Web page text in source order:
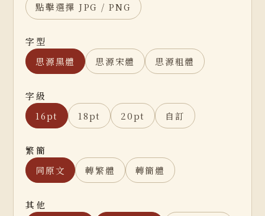
點擊選擇 JPG / PNG
字型
思源黑體
思源宋體 思源粗體
字級
16pt
18pt 20pt 自訂
繁簡
同原文
轉繁體 轉簡體
其他